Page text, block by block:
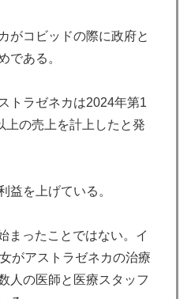
がコビッドの際に政府と
である。
トラゼネカは2024年第1
上の売上を計上したと発
益を上げている。
まったことではない。イ
がアストラゼネカの治療
人の医師と医療スタッフ